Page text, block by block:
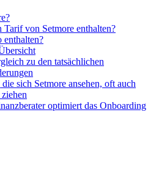
Tarif von Setmore enthalten?
enthalten?
zu den tatsächlichen
sich Setmore ansehen, oft auch
optimiert das Onboarding